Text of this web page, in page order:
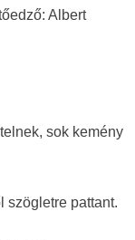
Albert
sok kemény
szögletre pattant.